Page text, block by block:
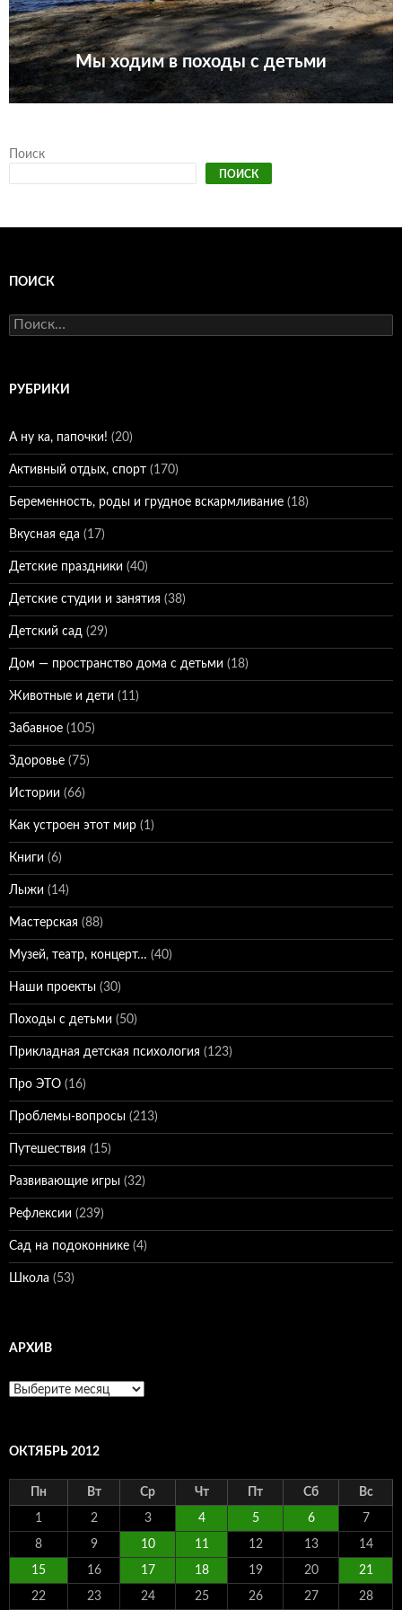
Мы ходим в походы с детьми
Поиск
ПОИСК
ПОИСК
Найти:
РУБРИКИ
А ну ка, папочки! (20)
Активный отдых, спорт (170)
Беременность, роды и грудное вскармливание (18)
Вкусная еда (17)
Детские праздники (40)
Детские студии и занятия (38)
Детский сад (29)
Дом — пространство дома с детьми (18)
Животные и дети (11)
Забавное (105)
Здоровье (75)
Истории (66)
Как устроен этот мир (1)
Книги (6)
Лыжи (14)
Мастерская (88)
Музей, театр, концерт… (40)
Наши проекты (30)
Походы с детьми (50)
Прикладная детская психология (123)
Про ЭТО (16)
Проблемы-вопросы (213)
Путешествия (15)
Развивающие игры (32)
Рефлексии (239)
Сад на подоконнике (4)
Школа (53)
АРХИВ
Архив
ОКТЯБРЬ 2012
Пн Вт Ср Чт Пт Сб Вс
1 2 3 4 5 6 7
8 9 10 11 12 13 14
15 16 17 18 19 20 21
22 23 24 25 26 27 28